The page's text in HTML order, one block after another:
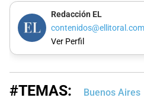
Redacción EL
contenidos@ellitoral.com
Ver Perfil
#TEMAS: Buenos Aires